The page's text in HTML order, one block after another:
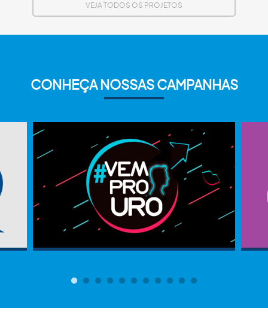
VEJA TODOS OS PROJETOS
CONHEÇA NOSSAS CAMPANHAS